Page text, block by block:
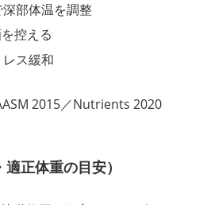
部体温を調整
控える
ス緩和
2015／Nutrients 2020
正体重の目安）